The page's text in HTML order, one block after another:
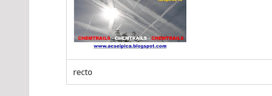
recto